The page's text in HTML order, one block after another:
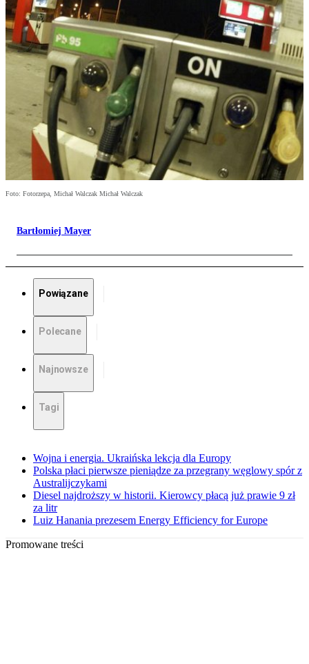
Foto: Fotorzepa, Michał Walczak Michał Walczak
Bartłomiej Mayer
Powiązane
Polecane
Najnowsze
Tagi
Wojna i energia. Ukraińska lekcja dla Europy
Polska płaci pierwsze pieniądze za przegrany węglowy spór z
Australijczykami
Diesel najdroższy w historii. Kierowcy płacą już prawie 9 zł
za litr
Luiz Hanania prezesem Energy Efficiency for Europe
Promowane treści